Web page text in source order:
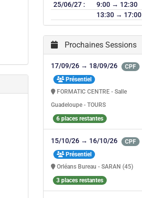
25/06/27 :
9:00 → 12:30
13:30 → 17:00
Prochaines Sessions
17/09/26 → 18/09/26
CPF
Présentiel
FORMATIC CENTRE - Salle
Guadeloupe - TOURS
6 places restantes
15/10/26 → 16/10/26
CPF
Présentiel
Orléans Bureau - SARAN (45)
3 places restantes